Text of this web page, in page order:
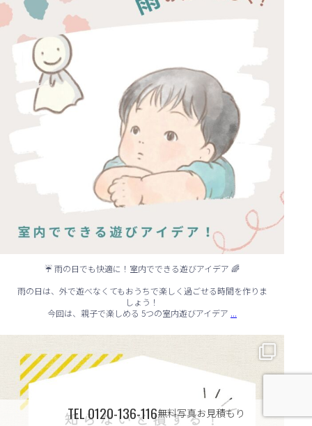
☔ 雨の日でも快適に！室内でできる遊びアイデア 🌈
雨の日は、外で遊べなくてもおうちで楽しく過ごせる時間を作りま
しょう！
今回は、親子で楽しめる 5つの室内遊びアイデア ...
...
TEL0120-136-116無料写真お見積もり